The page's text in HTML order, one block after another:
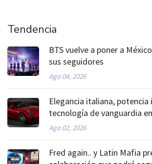
Tendencia
BTS vuelve a poner a
sus seguidores
Ago 04, 2026
Elegancia italiana, potencia
tecnología de vanguardia
deportivo
Ago 02, 2026
Fred again.. y Latin Mafia